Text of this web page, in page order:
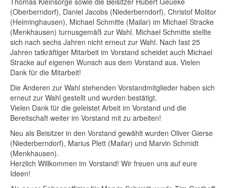
(Oberberndorf), Daniel Jacobs (Niederberndorf), Christof Molitor
(Heiminghausen), Michael Schmitte (Mailar) im Michael Stracke
(Menkhausen) turnusgemäß zur Wahl. Michael Schmitte stellte
sich nach sechs Jahren nicht erneut zur Wahl. Nach fast 25
Jahren tatkräftiger Mitarbeit im Vorstand scheidet auch Michael
Stracke auf eigenen Wunsch aus dem Vorstand aus. Vielen
Dank für die Mitarbeit!
Die Anderen zur Wahl stehenden Vorstandmitglieder haben sich
erneut zur Wahl gestellt und wurden bestätigt.
Vielen Dank für die geleistet Arbeit im Vorstand und die
Bereitschaft weiter im Vorstand mit zu arbeiten!
Neu als Beisitzer in den Vorstand gewählt wurden Oliver Gierse
(Niederberndorf), Marius Plett (Mailar) und Marvin Schmidt
(Menkhausen).
Herzlich Willkommen im Vorstand! Wir freuen uns auf eure
Ideen!